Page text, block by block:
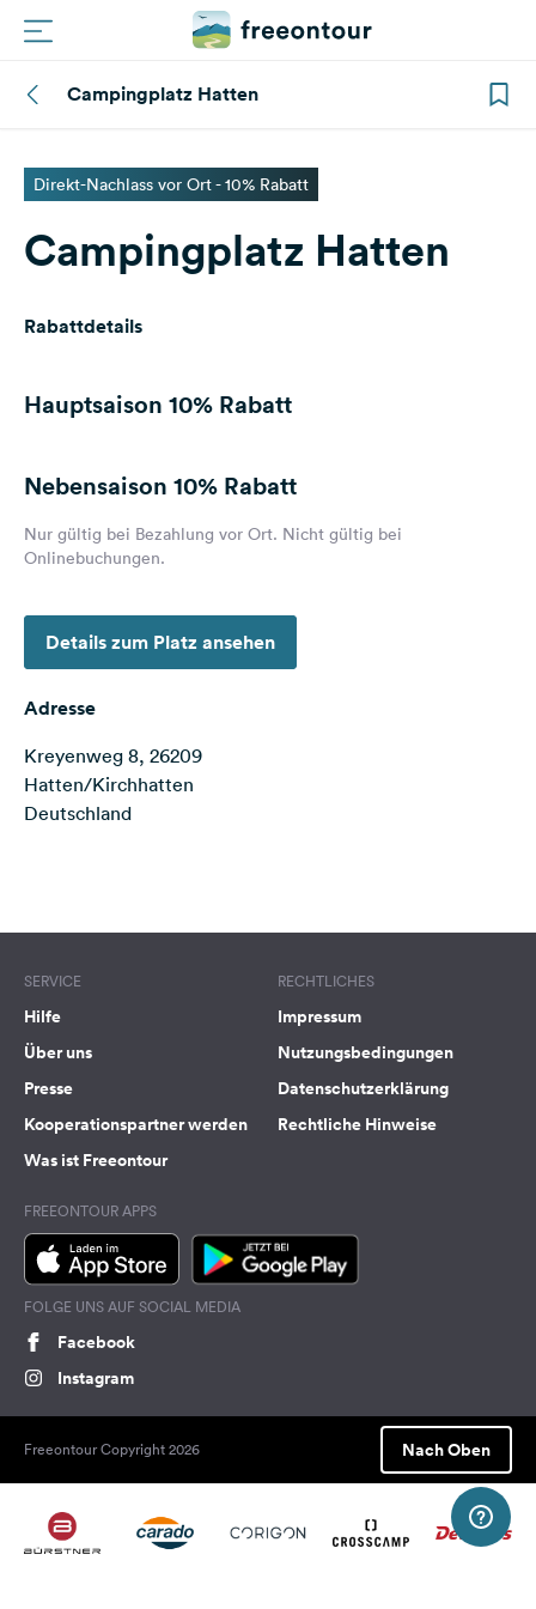
Routen
Plätze
Einloggen
Newsletter
Fragen &
Feedback
Deutsch
Folge
auf
Social
Media
Campingplatz Hatten
Direkt-Nachlass vor Ort - 10% Rabatt
Campingplatz Hatten
Rabattdetails
Hauptsaison 10% Rabatt
Nebensaison 10% Rabatt
Nur gültig bei Bezahlung vor Ort. Nicht gültig bei
Onlinebuchungen.
Details zum Platz ansehen
Adresse
Kreyenweg 8, 26209
Hatten/Kirchhatten
Deutschland
SERVICE
Hilfe
Über uns
Presse
Kooperationspartner werden
Was ist Freeontour
RECHTLICHES
Impressum
Nutzungsbedingungen
Datenschutzerklärung
Rechtliche Hinweise
FREEONTOUR APPS
FOLGE UNS AUF SOCIAL MEDIA
Facebook
Instagram
Freeontour Copyright 2026 Nach Oben